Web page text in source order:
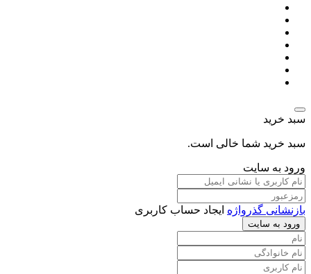
سبد خرید
سبد خرید شما خالی است.
ورود به سایت
بازنشانی گذرواژه ایجاد حساب کاربری
ورود به سایت